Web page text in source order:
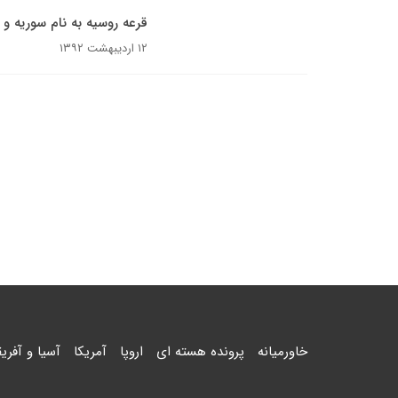
قرعه روسیه به نام سوریه و
۱۲ اردیبهشت ۱۳۹۲
خاورمیانه پرونده هسته ای اروپا آمریکا آسیا و